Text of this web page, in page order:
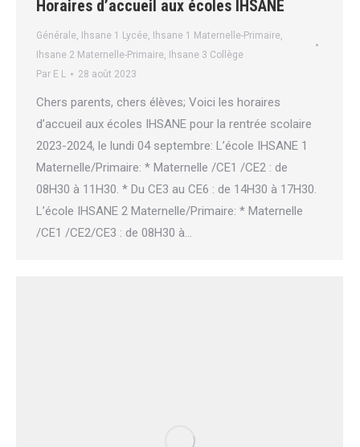
Horaires d’accueil aux écoles IHSANE
Générale, Ihsane 1 Lycée, Ihsane 1 Maternelle-Primaire,
Ihsane 2 Maternelle-Primaire,
Ihsane 3 Collège
Par E L 28 août 2023
Chers parents, chers élèves; Voici les horaires
d’accueil aux écoles IHSANE pour la rentrée scolaire
2023-2024, le lundi 04 septembre: L’école IHSANE 1
Maternelle/Primaire: * Maternelle /CE1 /CE2 : de
08H30 à 11H30. * Du CE3 au CE6 : de 14H30 à 17H30.
L’école IHSANE 2 Maternelle/Primaire: * Maternelle
/CE1 /CE2/CE3 : de 08H30 à…